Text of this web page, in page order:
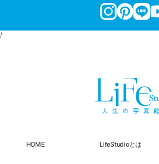
/
HOME LifeStudioとは